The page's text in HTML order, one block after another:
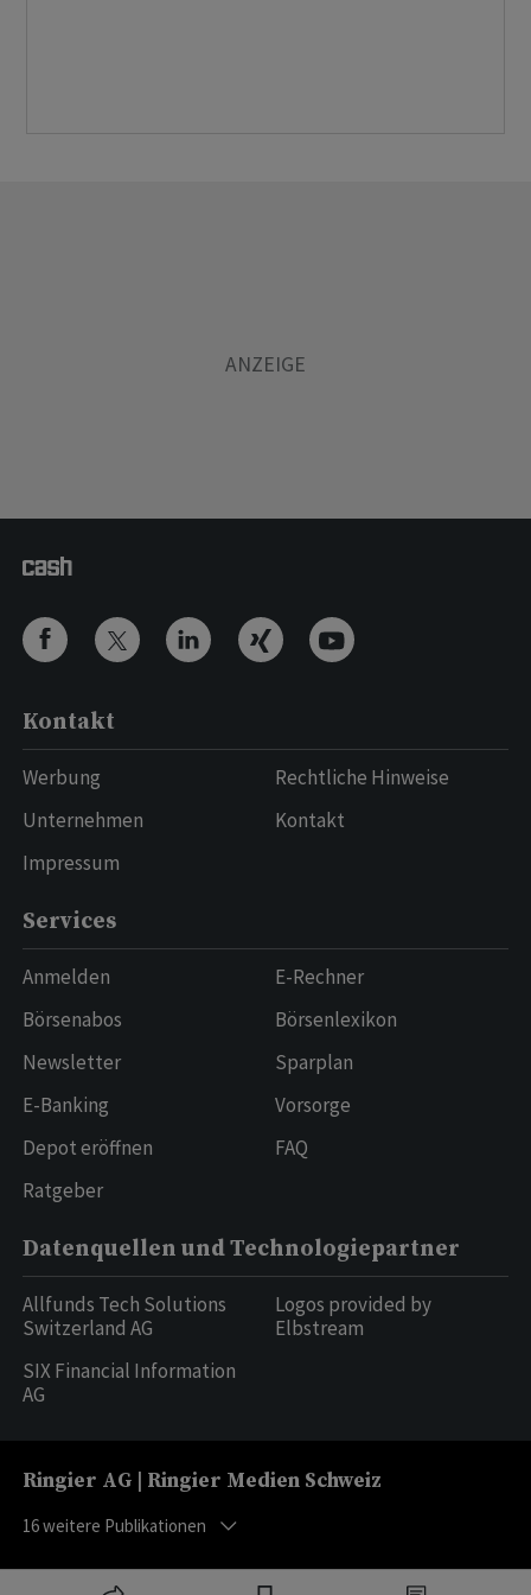
Kontakt
Werbung
Unternehmen
Impressum
Rechtliche Hinweise
Kontakt
Services
Anmelden
Börsenabos
Newsletter
E-Banking
Depot eröffnen
Ratgeber
E-Rechner
Börsenlexikon
Sparplan
Vorsorge
FAQ
Datenquellen und Technologiepartner
Allfunds Tech Solutions
Switzerland AG
SIX Financial Information
AG
Logos provided by
Elbstream
Ringier AG | Ringier Medien Schweiz
16weitere Publikationen